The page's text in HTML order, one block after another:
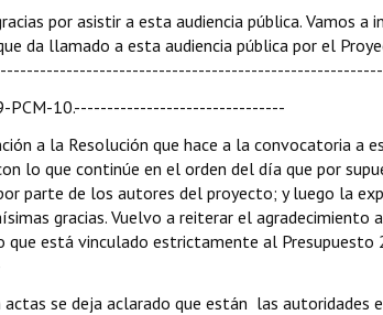
por asistir a esta audiencia pública. Vamos a
da llamado a esta audiencia pública por el
PCM-10.--------------------------------
a la Resolución que hace a la convocatoria a
lo que continúe en el orden del día que por
parte de los autores del proyecto; y luego la
gracias. Vuelvo a reiterar el agradecimiento
está vinculado estrictamente al Presupuesto
actas se deja aclarado que están las autoridades